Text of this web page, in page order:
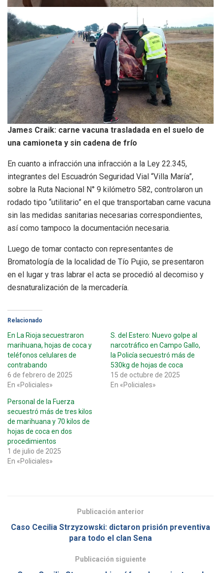
James Craik: carne vacuna trasladada en el suelo de
una camioneta y sin cadena de frío
En cuanto a infracción una infracción a la Ley 22.345,
integrantes del Escuadrón Seguridad Vial “Villa María”,
sobre la Ruta Nacional N° 9 kilómetro 582, controlaron un
rodado tipo “utilitario” en el que transportaban carne vacuna
sin las medidas sanitarias necesarias correspondientes,
así como tampoco la documentación necesaria.
Luego de tomar contacto con representantes de
Bromatología de la localidad de Tío Pujio, se presentaron
en el lugar y tras labrar el acta se procedió al decomiso y
desnaturalización de la mercadería.
Relacionado
En La Rioja secuestraron
marihuana, hojas de coca y
teléfonos celulares de
contrabando
6 de febrero de 2025
En «Policiales»
S. del Estero: Nuevo golpe al
narcotráfico en Campo Gallo,
la Policía secuestró más de
530kg de hojas de coca
15 de octubre de 2025
En «Policiales»
Personal de la Fuerza
secuestró más de tres kilos
de marihuana y 70 kilos de
hojas de coca en dos
procedimientos
1 de julio de 2025
En «Policiales»
Publicación anterior
Caso Cecilia Strzyzowski: dictaron prisión preventiva
para todo el clan Sena
Publicación siguiente